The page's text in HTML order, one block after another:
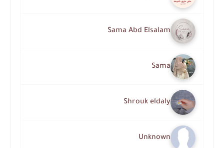
Sama Abd Elsalam
Sama
Shrouk eldaly
Unknown